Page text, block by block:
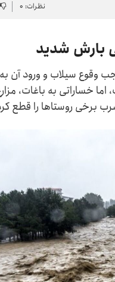
نظرات: ۰
بارش شدید
وقوع سیلاب و ورود آن به
خساراتی به باغات،
برخی روستاها را قطع